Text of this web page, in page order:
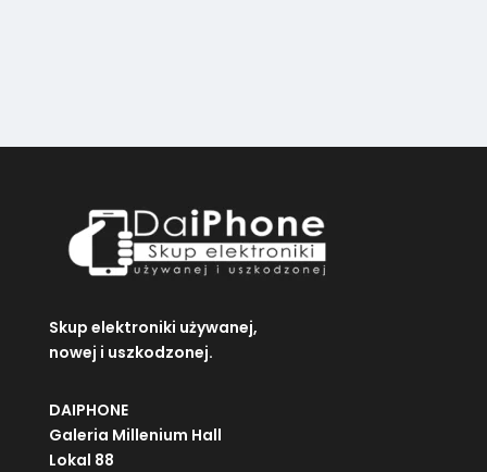
Skup elektroniki używanej,
nowej i uszkodzonej.
DAIPHONE
Galeria Millenium Hall
Lokal 88